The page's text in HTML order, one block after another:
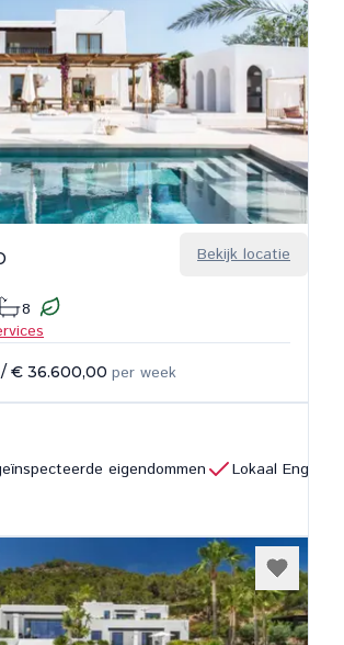
Bekijk locatie
8
/ € 36.600,00 per week
eigendommen Lokaal Engels